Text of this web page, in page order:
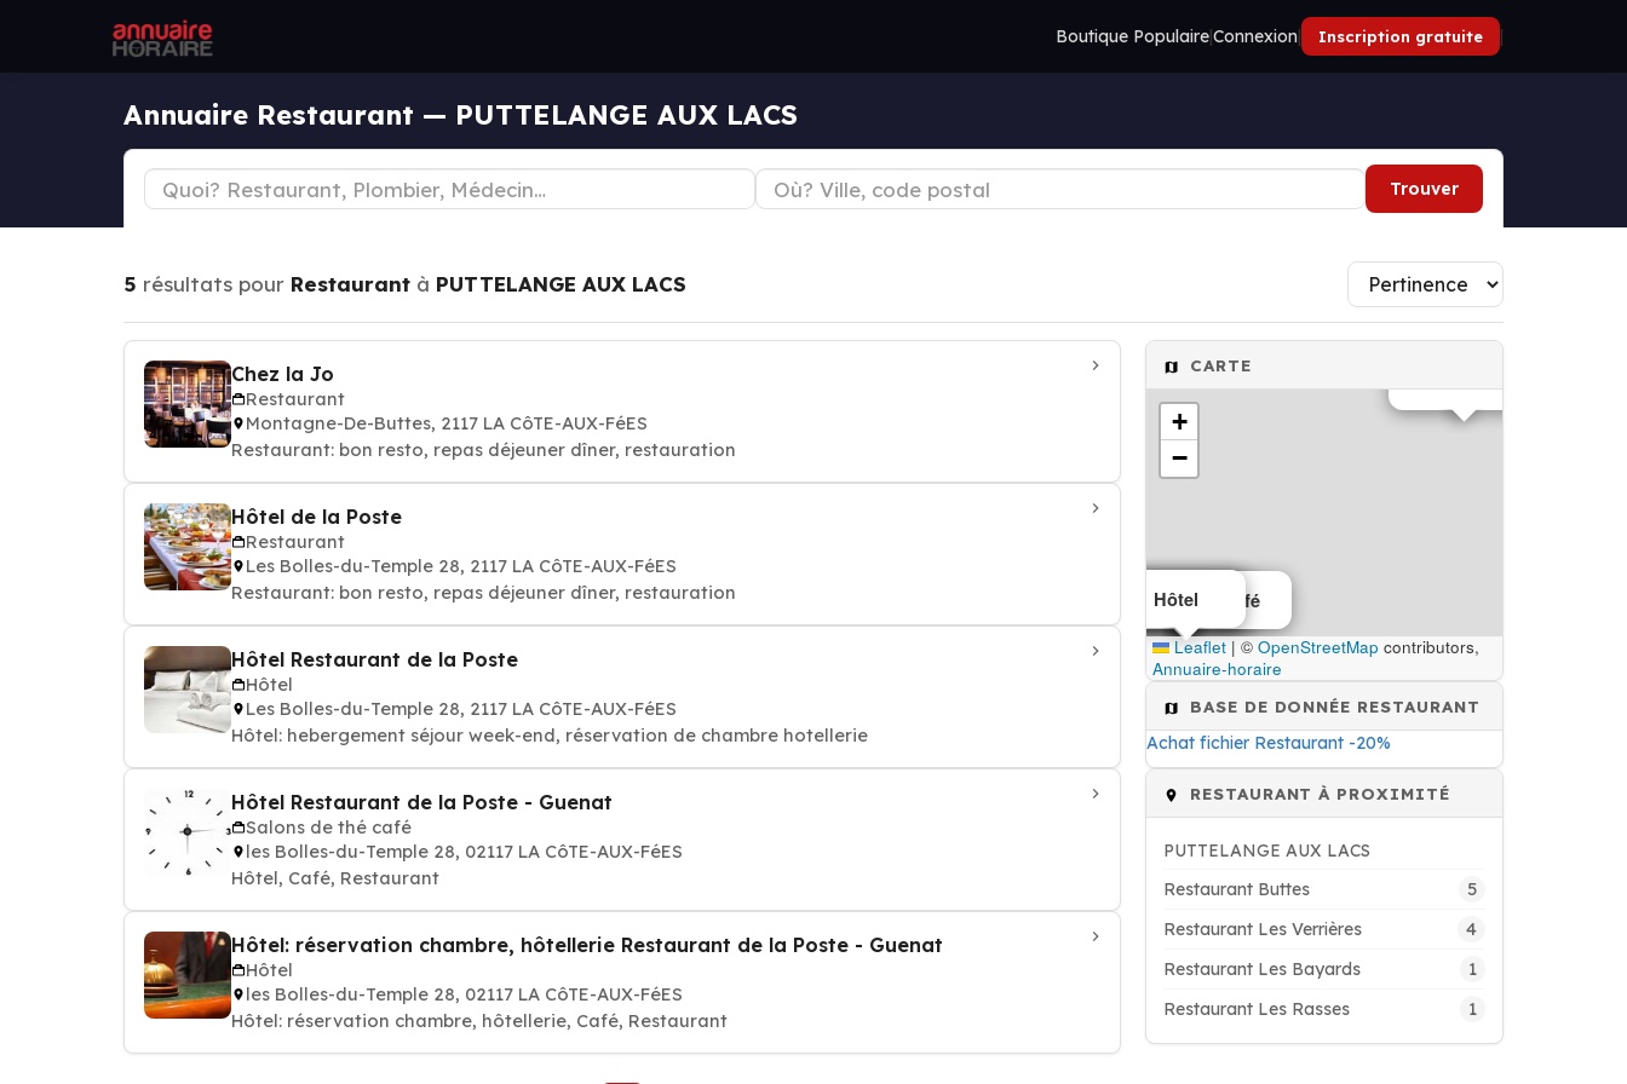
Boutique Populaire|Connexion| Inscription gratuite |
Annuaire Restaurant — PUTTELANGE AUX LACS
Trouver
5 résultats pour Restaurant à PUTTELANGE AUX LACS
Chez la Jo
Restaurant
Montagne-De-Buttes, 2117 LA CôTE-AUX-FéES
Restaurant: bon resto, repas déjeuner dîner, restauration
Hôtel de la Poste
Restaurant
Les Bolles-du-Temple 28, 2117 LA CôTE-AUX-FéES
Restaurant: bon resto, repas déjeuner dîner, restauration
Hôtel Restaurant de la Poste
Hôtel
Les Bolles-du-Temple 28, 2117 LA CôTE-AUX-FéES
Hôtel: hebergement séjour week-end, réservation de chambre hotellerie
Hôtel Restaurant de la Poste - Guenat
Salons de thé café
les Bolles-du-Temple 28, 02117 LA CôTE-AUX-FéES
Hôtel, Café, Restaurant
Hôtel: réservation chambre, hôtellerie Restaurant de la Poste - Guenat
Hôtel
les Bolles-du-Temple 28, 02117 LA CôTE-AUX-FéES
Hôtel: réservation chambre, hôtellerie, Café, Restaurant
CARTE
Restaurant
Hôtel
Salons de thé café
Hôtel
+
−
Leaflet | © OpenStreetMap contributors,
Annuaire-horaire
BASE DE DONNÉE RESTAURANT
Achat fichier Restaurant -20%
RESTAURANT À PROXIMITÉ
PUTTELANGE AUX LACS
Restaurant Buttes
5
Restaurant Les Verrières 4
Restaurant Les Bayards 1
Restaurant Les Rasses 1